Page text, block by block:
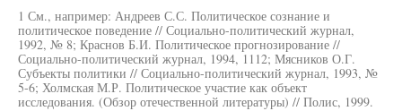
1 См., например: Андреев С.С. Политическое сознание и
политическое поведение // Социально-политический журнал,
1992, № 8; Краснов Б.И. Политическое прогнозирование //
Социально-политический журнал, 1994, 1112; Мясников О.Г.
Субъекты политики // Социально-политический журнал, 1993, №
5-6; Холмская М.Р. Политическое участие как объект
исследования. (Обзор отечественной литературы) // Полис, 1999.